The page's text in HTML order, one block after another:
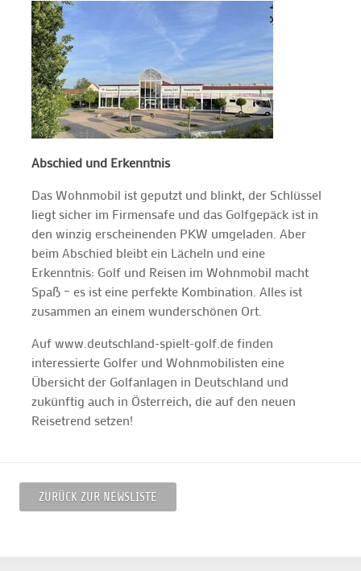
Abschied und Erkenntnis
Das Wohnmobil ist geputzt und blinkt, der Schlüssel
liegt sicher im Firmensafe und das Golfgepäck ist in
den winzig erscheinenden PKW umgeladen. Aber
beim Abschied bleibt ein Lächeln und eine
Erkenntnis: Golf und Reisen im Wohnmobil macht
Spaß – es ist eine perfekte Kombination. Alles ist
zusammen an einem wunderschönen Ort.
Auf www.deutschland-spielt-golf.de finden
interessierte Golfer und Wohnmobilisten eine
Übersicht der Golfanlagen in Deutschland und
zukünftig auch in Österreich, die auf den neuen
Reisetrend setzen!
ZURÜCK ZUR NEWSLISTE